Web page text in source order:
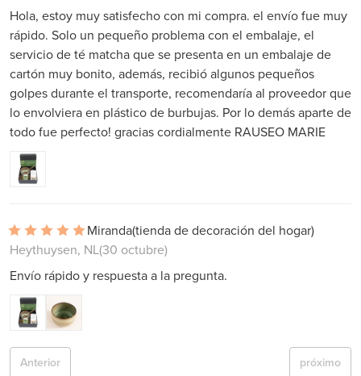
Hola, estoy muy satisfecho con mi compra. el envío fue muy
rápido. Solo un pequeño problema con el embalaje, el
servicio de té matcha que se presenta en un embalaje de
cartón muy bonito, además, recibió algunos pequeños
golpes durante el transporte, recomendaría al proveedor que
lo envolviera en plástico de burbujas. Por lo demás aparte de
todo fue perfecto! gracias cordialmente RAUSEO MARIE
Miranda(tienda de decoración del hogar)
Heythuysen, NL(30 octubre)
Envío rápido y respuesta a la pregunta.
próximo
Anterior